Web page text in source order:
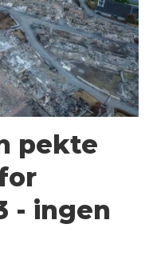
pekte
- ingen